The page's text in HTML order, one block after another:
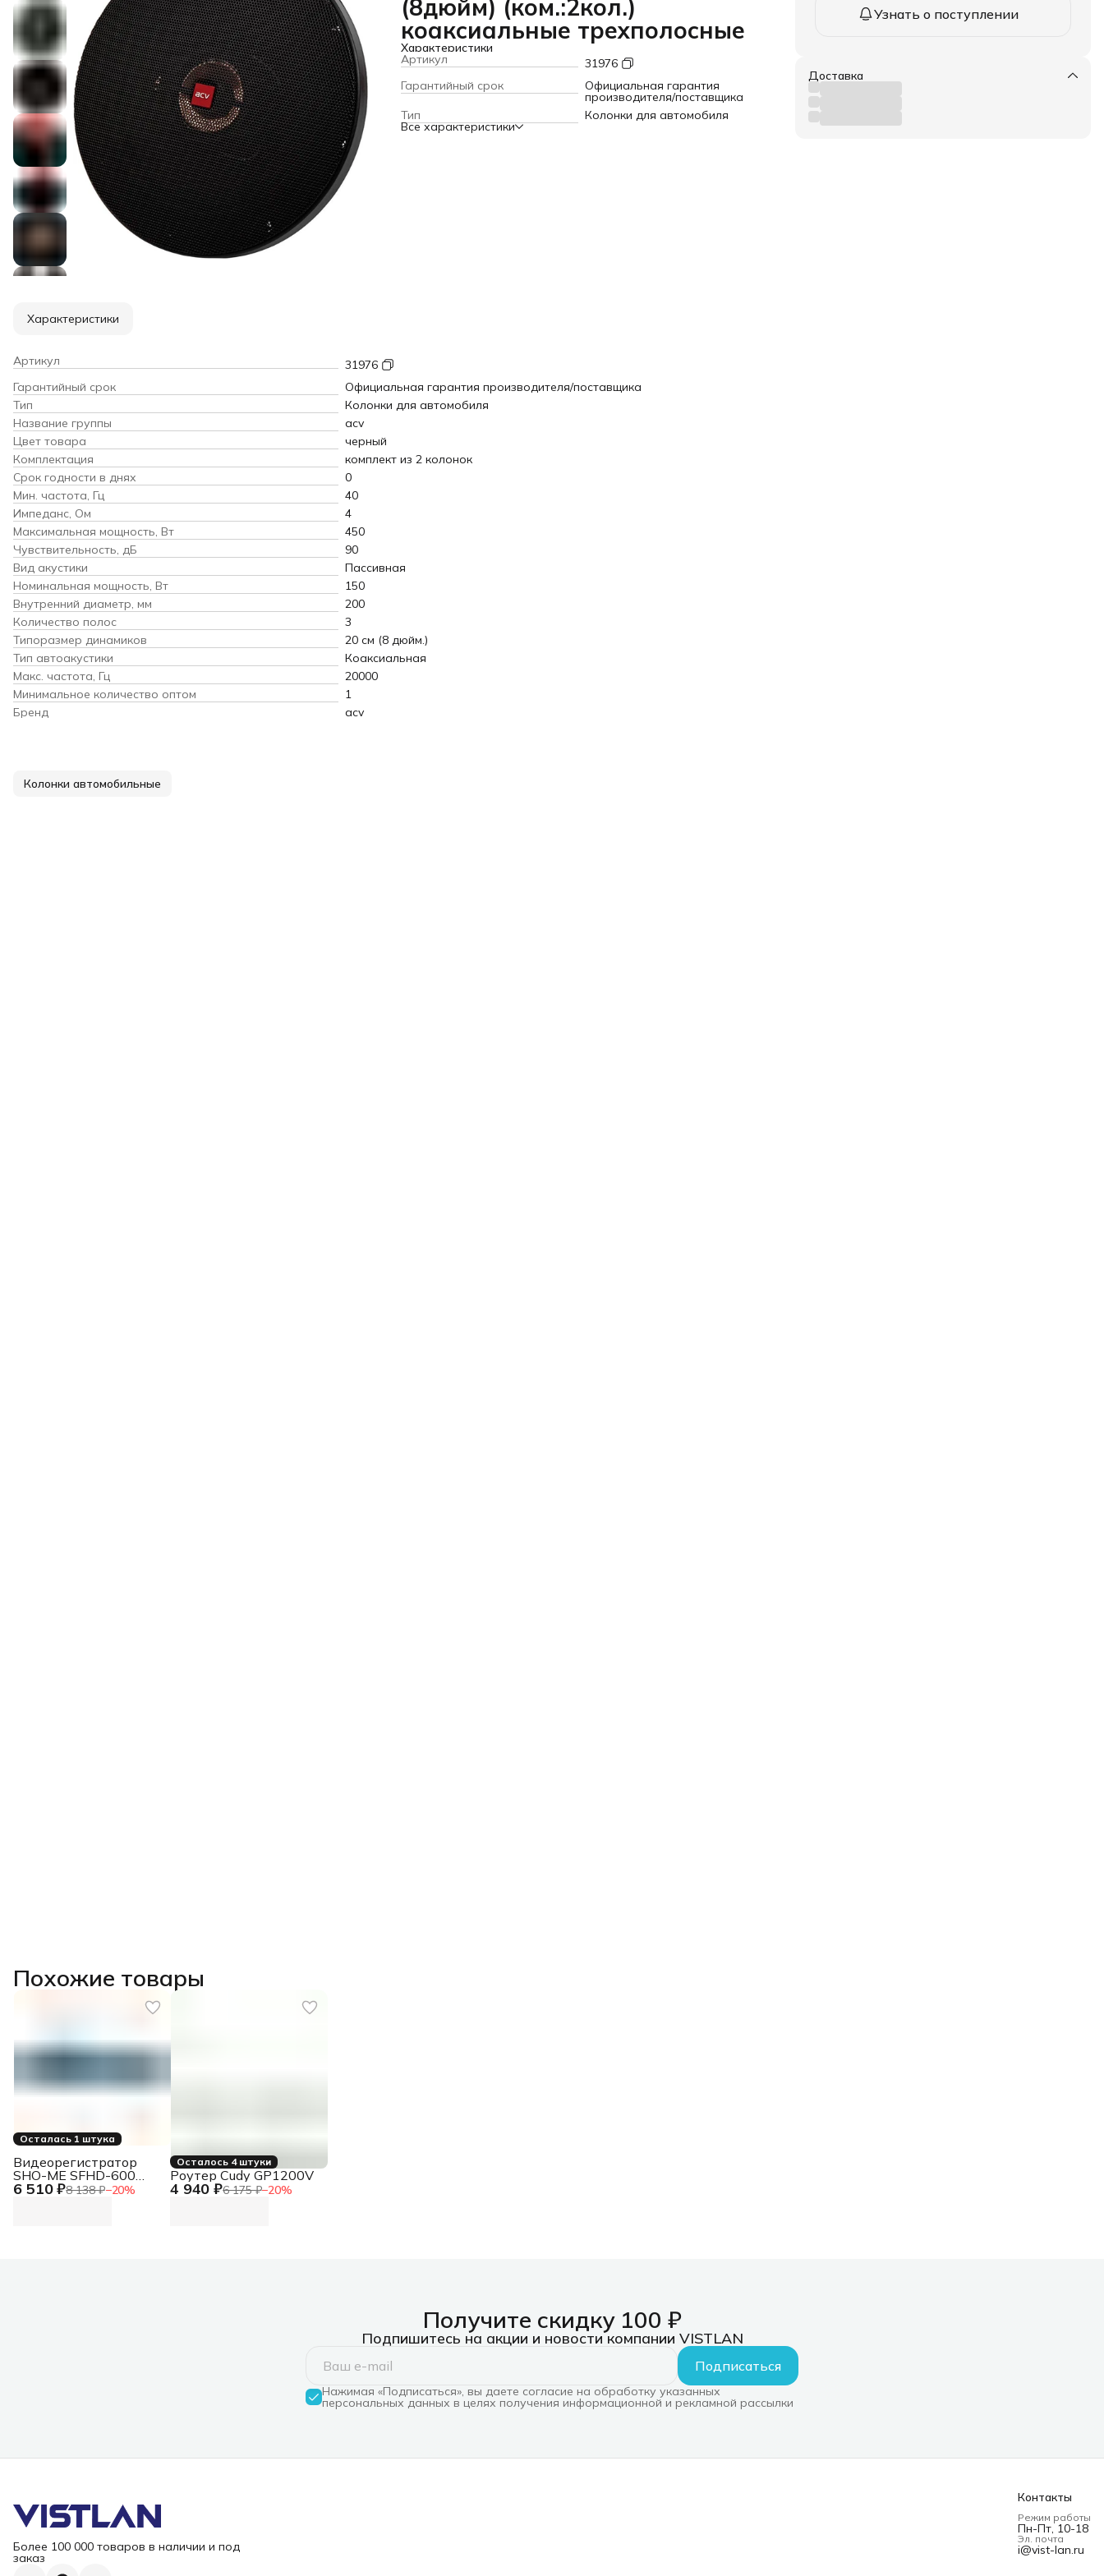
(8дюйм) (ком.:2кол.)
коаксиальные трехполосные
Характеристики
Артикул
31976
Гарантийный срок
Официальная гарантия
производителя/поставщика
Тип
Колонки для автомобиля
Все характеристики
Узнать о поступлении
Доставка
Характеристики
Артикул
31976
Гарантийный срок
Официальная гарантия производителя/поставщика
Тип
Колонки для автомобиля
Название группы
acv
Цвет товара
черный
Комплектация
комплект из 2 колонок
Срок годности в днях
0
Мин. частота, Гц
40
Импеданс, Ом
4
Максимальная мощность, Вт
450
Чувствительность, дБ
90
Вид акустики
Пассивная
Номинальная мощность, Вт
150
Внутренний диаметр, мм
200
Количество полос
3
Типоразмер динамиков
20 см (8 дюйм.)
Тип автоакустики
Коаксиальная
Макс. частота, Гц
20000
Минимальное количество оптом
1
Бренд
acv
Колонки автомобильные
Похожие товары
Осталась 1 штука
6 510 ₽8 138 ₽−20%
Видеорегистратор
SHO-ME SFHD-600
(зеркало 4,3"", 2 кам и
Осталось 4 штуки
4 940 ₽6 175 ₽−20%
Роутер Cudy GP1200V
Получите скидку 100 ₽
Подпишитесь на акции и новости компании VISTLAN
Подписаться
Нажимая «Подписаться», вы даете согласие на обработку указанных
персональных данных в целях получения информационной и рекламной рассылки
Более 100 000 товаров в наличии и под
заказ
Контакты
Режим работы
Пн-Пт, 10-18
Эл. почта
i@vist-lan.ru